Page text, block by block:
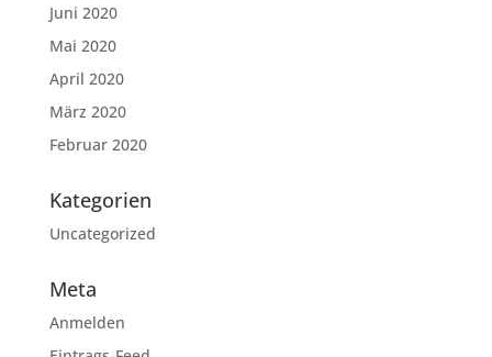
Juni 2020
Mai 2020
April 2020
März 2020
Februar 2020
Kategorien
Uncategorized
Meta
Anmelden